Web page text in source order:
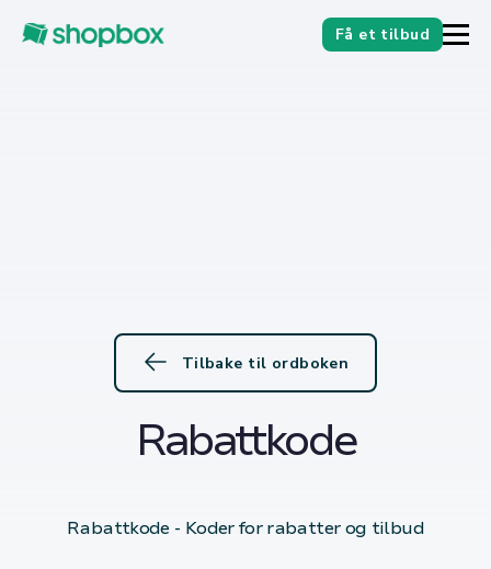
Få et tilbud
Tilbake til ordboken
Rabattkode
Rabattkode - Koder for rabatter og tilbud